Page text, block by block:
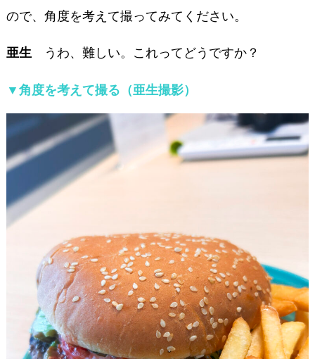
ので、角度を考えて撮ってみてください。
亜生 うわ、難しい。これってどうですか？
▼角度を考えて撮る（亜生撮影）